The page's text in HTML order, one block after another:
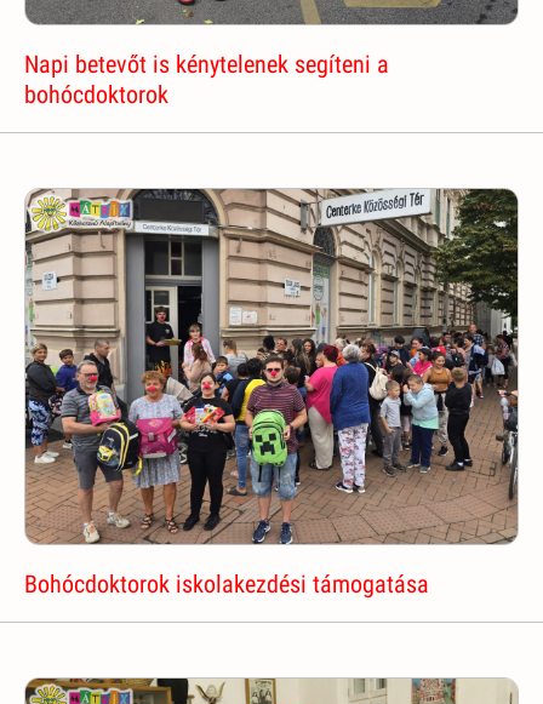
Napi betevőt is kénytelenek segíteni a
bohócdoktorok
Bohócdoktorok iskolakezdési támogatása